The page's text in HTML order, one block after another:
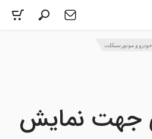
خودرو و موتورسیکلت
جهت نمایش